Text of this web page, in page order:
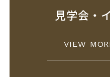
見学会・
VIEW